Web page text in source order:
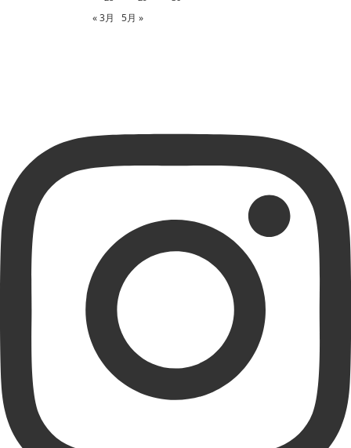
« 3月 5月 »